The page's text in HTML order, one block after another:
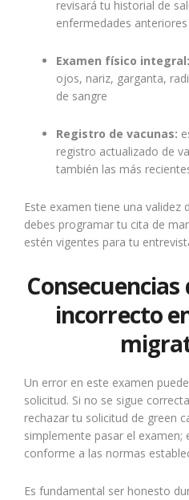
revisará tu historial de
enfermedades
Examen físico integral:
ojos, nariz, garganta,
de sangre
Registro de vacunas:
registro actualizado de
también las más
Este examen tiene una validez
debes programar tu cita de
estén vigentes para tu
incorrecto
Un error en este examen
solicitud. Si no se sigue
rechazar tu solicitud de green
simplemente pasar el examen;
conforme a las normas
Es fundamental ser honesto